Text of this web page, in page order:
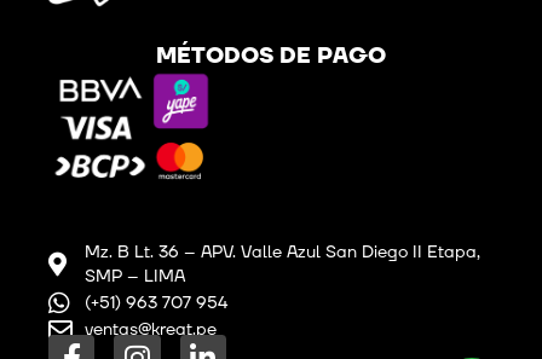
MÉTODOS DE PAGO
Mz. B Lt. 36 – APV. Valle Azul San Diego II Etapa,
SMP – LIMA
(+51) 963 707 954
ventas@kreat.pe